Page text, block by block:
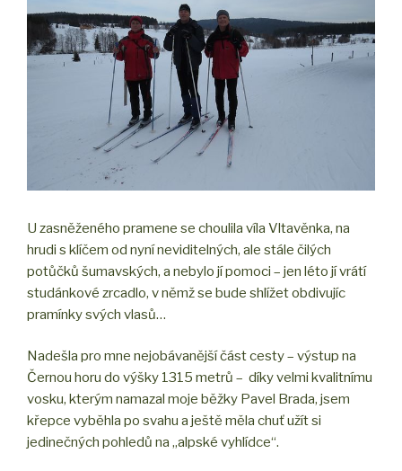
U zasněženého pramene se choulila víla Vltavěnka, na
hrudi s klíčem od nyní neviditelných, ale stále čilých
potůčků šumavských, a nebylo jí pomoci – jen léto jí vrátí
studánkové zrcadlo, v němž se bude shlížet obdivujíc
pramínky svých vlasů…
Nadešla pro mne nejobávanější část cesty – výstup na
Černou horu do výšky 1315 metrů – díky velmi kvalitnímu
vosku, kterým namazal moje běžky Pavel Brada, jsem
křepce vyběhla po svahu a ještě měla chuť užít si
jedinečných pohledů na „alpské vyhlídce“.